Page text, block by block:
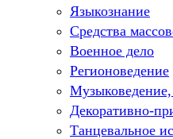
Языкознание
Средства
Военное дело
Регионоведение
Декоративно-
Танцевальное